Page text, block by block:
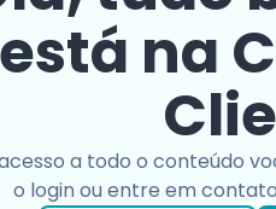
está na
a todo o conteúdo
o login ou entre em